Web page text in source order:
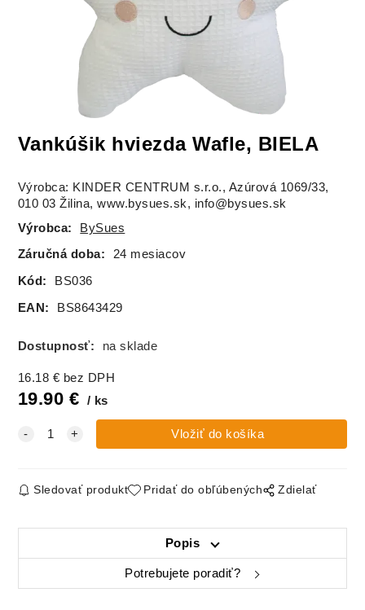
Vankúšik hviezda Wafle, BIELA
Výrobca: KINDER CENTRUM s.r.o., Azúrová 1069/33,
010 03 Žilina, www.bysues.sk, info@bysues.sk
Výrobca:
BySues
Záručná doba: 24 mesiacov
Kód: BS036
EAN: BS8643429
Dostupnosť: na sklade
16.18 € bez DPH
19.90 € ks
Sledovať produkt Pridať do obľúbených Zdielať
Popis
Potrebujete poradiť?